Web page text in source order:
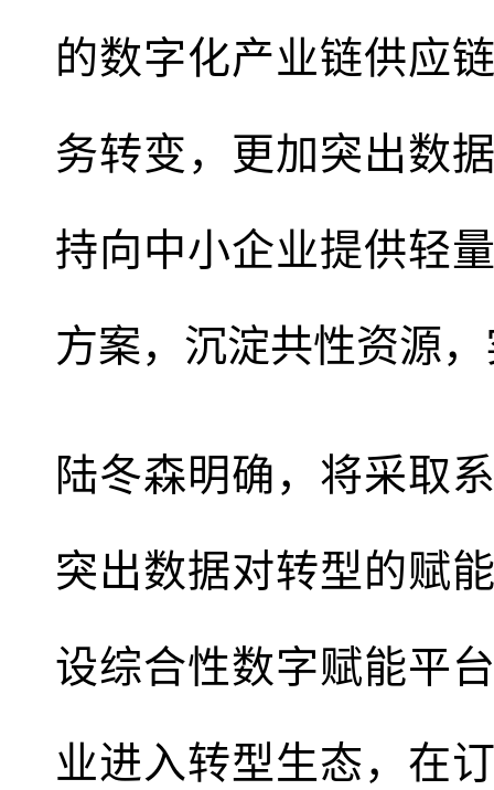
的数字化产业链供应
务转变，更加突出数
持向中小企业提供轻
方案，沉淀共性资源
陆冬森明确，将采取
突出数据对转型的赋
设综合性数字赋能平
业进入转型生态，在